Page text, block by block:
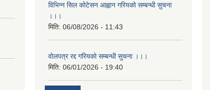
विभिन्न सिल कोटेसन आह्वान गरियको सम्बन्धी सुचना
।।।
मिति: 06/08/2026 - 11:43
वोलपत्र रद्द गरियको सम्बन्धी सुचना ।।।
मिति: 06/01/2026 - 19:40